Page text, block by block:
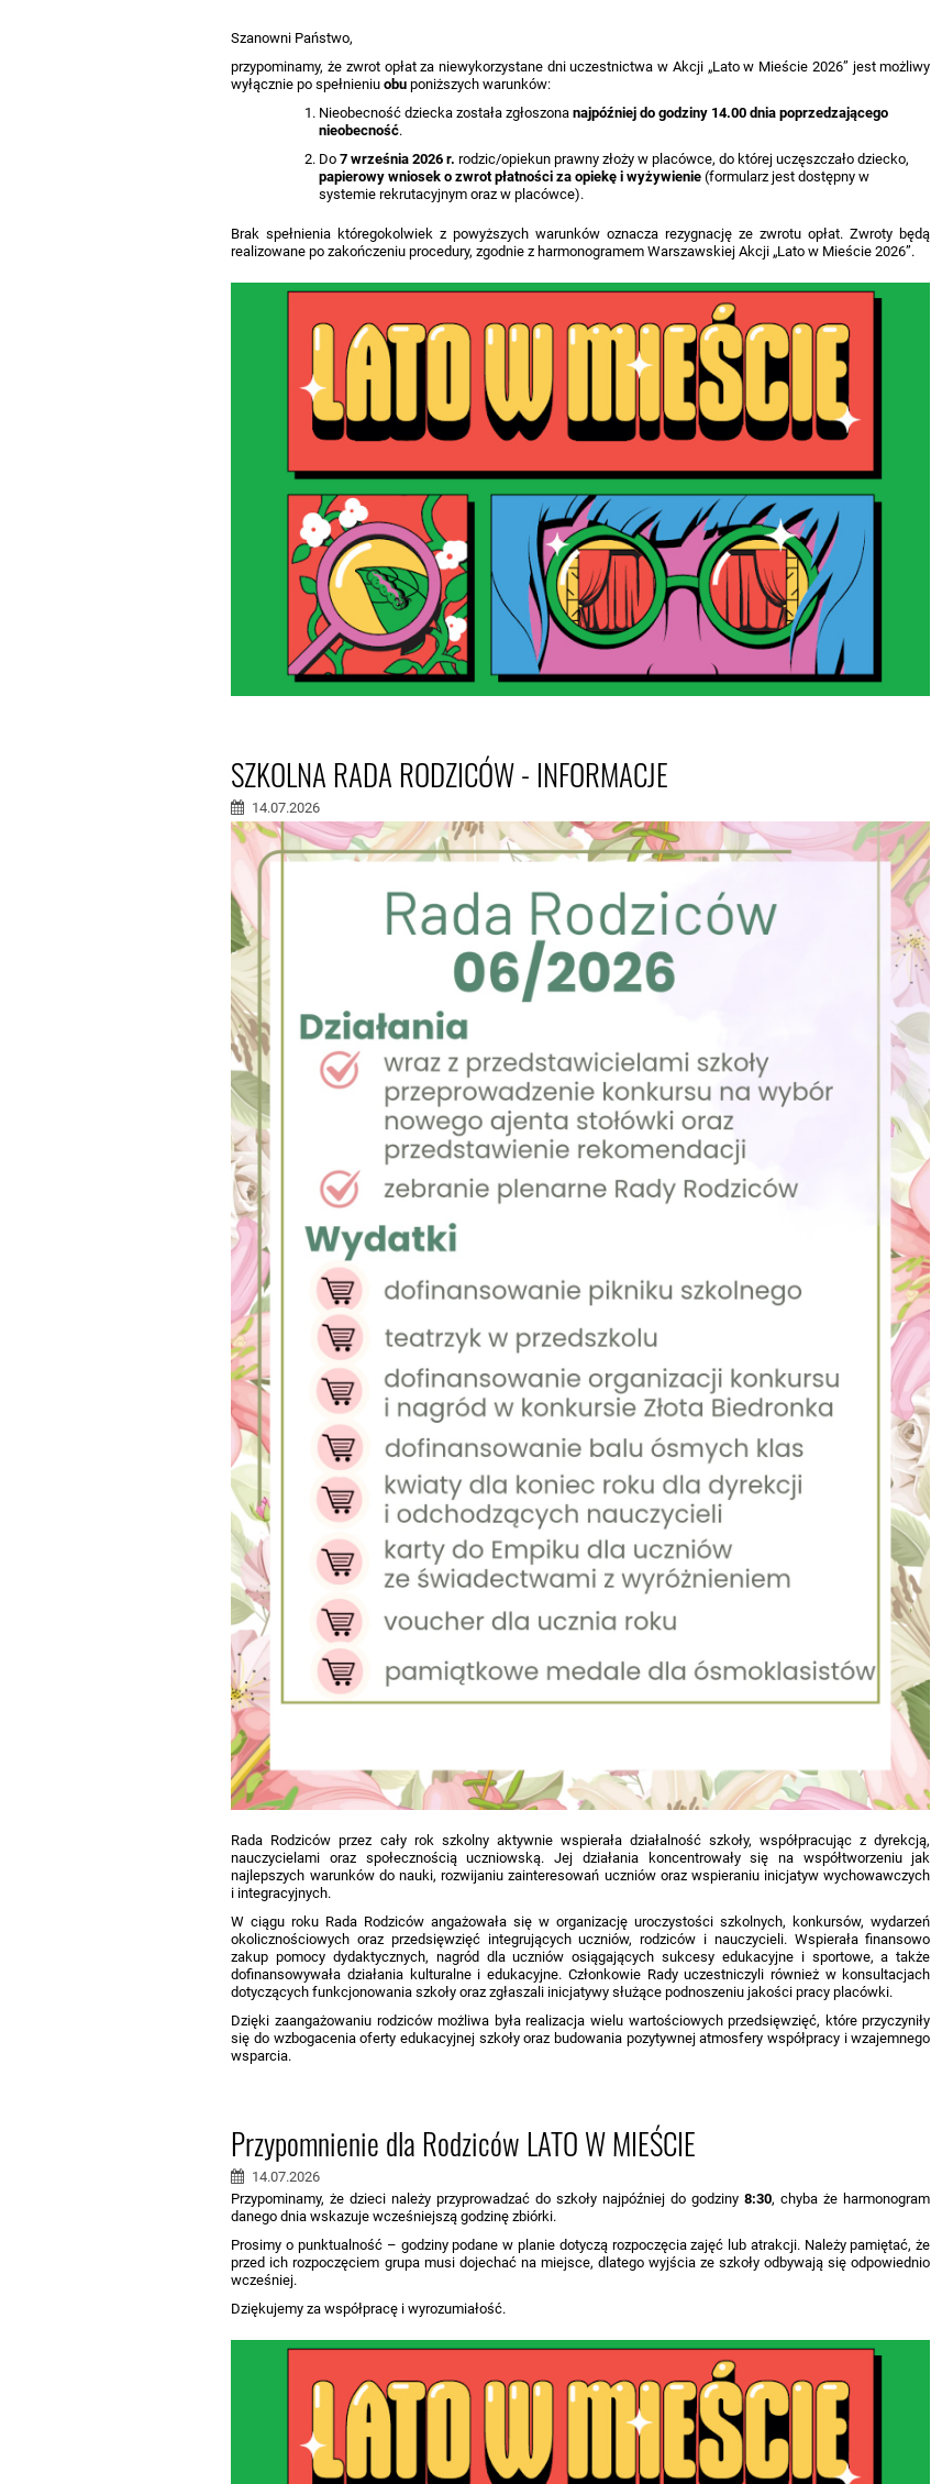
Szanowni Państwo,
przypominamy, że zwrot opłat za niewykorzystane dni uczestnictwa w Akcji „Lato w Mieście 2026” jest możliwy
wyłącznie po spełnieniuobu poniższych warunków:
Nieobecność dziecka została zgłoszonanajpóźniej do godziny 14.00 dnia poprzedzającego
nieobecność.
Do7 września 2026 r. rodzic/opiekun prawny złoży w placówce, do której uczęszczało dziecko,
papierowy wniosek o zwrot płatności za opiekę i wyżywienie (formularz jest dostępny w
systemie rekrutacyjnym oraz w placówce).
Brak spełnienia któregokolwiek z powyższych warunków oznacza rezygnację ze zwrotu opłat. Zwroty będą
realizowane po zakończeniu procedury, zgodnie z harmonogramem Warszawskiej Akcji „Lato w Mieście 2026”.
SZKOLNA RADA RODZICÓW - INFORMACJE
14.07.2026
Rada Rodziców przez cały rok szkolny aktywnie wspierała działalność szkoły, współpracując z dyrekcją,
nauczycielami oraz społecznością uczniowską. Jej działania koncentrowały się na współtworzeniu jak
najlepszych warunków do nauki, rozwijaniu zainteresowań uczniów oraz wspieraniu inicjatyw wychowawczych
i integracyjnych.
W ciągu roku Rada Rodziców angażowała się w organizację uroczystości szkolnych, konkursów, wydarzeń
okolicznościowych oraz przedsięwzięć integrujących uczniów, rodziców i nauczycieli. Wspierała finansowo
zakup pomocy dydaktycznych, nagród dla uczniów osiągających sukcesy edukacyjne i sportowe, a także
dofinansowywała działania kulturalne i edukacyjne. Członkowie Rady uczestniczyli również w konsultacjach
dotyczących funkcjonowania szkoły oraz zgłaszali inicjatywy służące podnoszeniu jakości pracy placówki.
Dzięki zaangażowaniu rodziców możliwa była realizacja wielu wartościowych przedsięwzięć, które przyczyniły
się do wzbogacenia oferty edukacyjnej szkoły oraz budowania pozytywnej atmosfery współpracy i wzajemnego
wsparcia.
Przypomnienie dla Rodziców LATO W MIEŚCIE
14.07.2026
Przypominamy, że dzieci należy przyprowadzać do szkoły najpóźniej do godziny8:30, chyba że harmonogram
danego dnia wskazuje wcześniejszą godzinę zbiórki.
Prosimy o punktualność – godziny podane w planie dotyczą rozpoczęcia zajęć lub atrakcji. Należy pamiętać, że
przed ich rozpoczęciem grupa musi dojechać na miejsce, dlatego wyjścia ze szkoły odbywają się odpowiednio
wcześniej.
Dziękujemy za współpracę i wyrozumiałość.